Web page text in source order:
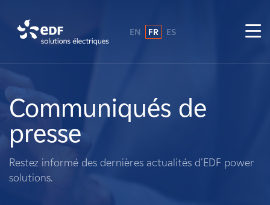
A propos de nous
Ce que nous faisons
Propriétaires fonciers
EN FR ES
Communiqués de
presse
Restez informé des dernières actualités d'EDF power
solutions.